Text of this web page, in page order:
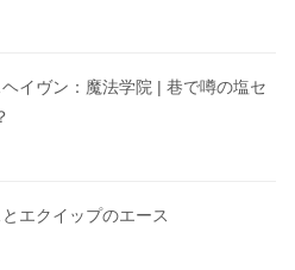
イヴン：魔法学院 | 巷で噂の塩セ
エクイップのエース